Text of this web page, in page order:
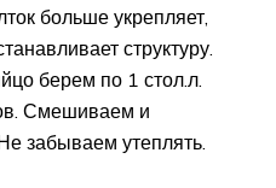
больше укрепляет,
структуру.
берем по 1 стол.л.
Смешиваем и
забываем утеплять.